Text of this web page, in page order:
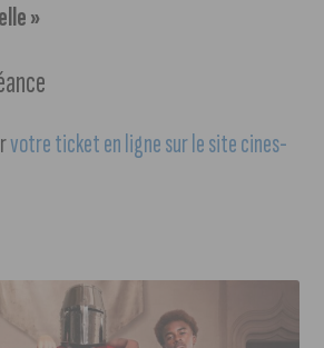
»
votre ticket en ligne sur le site cines-